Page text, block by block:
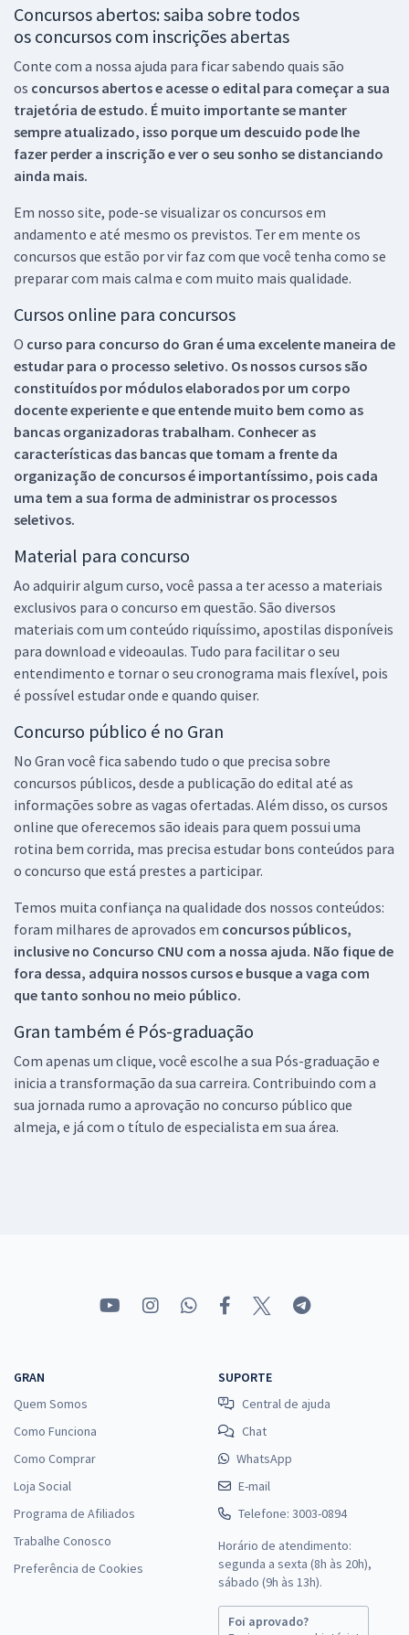
Concursos abertos: saiba sobre todos
os concursos com inscrições abertas
Conte com a nossa ajuda para ficar sabendo quais são
os concursos abertos e acesse o edital para começar a sua
trajetória de estudo. É muito importante se manter
sempre atualizado, isso porque um descuido pode lhe
fazer perder a inscrição e ver o seu sonho se distanciando
ainda mais.
Em nosso site, pode-se visualizar os concursos em
andamento e até mesmo os previstos. Ter em mente os
concursos que estão por vir faz com que você tenha como se
preparar com mais calma e com muito mais qualidade.
Cursos online para concursos
O curso para concurso do Gran é uma excelente maneira de
estudar para o processo seletivo. Os nossos cursos são
constituídos por módulos elaborados por um corpo
docente experiente e que entende muito bem como as
bancas organizadoras trabalham. Conhecer as
características das bancas que tomam a frente da
organização de concursos é importantíssimo, pois cada
uma tem a sua forma de administrar os processos
seletivos.
Material para concurso
Ao adquirir algum curso, você passa a ter acesso a materiais
exclusivos para o concurso em questão. São diversos
materiais com um conteúdo riquíssimo, apostilas disponíveis
para download e videoaulas. Tudo para facilitar o seu
entendimento e tornar o seu cronograma mais flexível, pois
é possível estudar onde e quando quiser.
Concurso público é no Gran
No Gran você fica sabendo tudo o que precisa sobre
concursos públicos, desde a publicação do edital até as
informações sobre as vagas ofertadas. Além disso, os cursos
online que oferecemos são ideais para quem possui uma
rotina bem corrida, mas precisa estudar bons conteúdos para
o concurso que está prestes a participar.
Temos muita confiança na qualidade dos nossos conteúdos:
foram milhares de aprovados em concursos públicos,
inclusive no Concurso CNU com a nossa ajuda. Não fique de
fora dessa, adquira nossos cursos e busque a vaga com
que tanto sonhou no meio público.
Gran também é Pós-graduação
Com apenas um clique, você escolhe a sua Pós-graduação e
inicia a transformação da sua carreira. Contribuindo com a
sua jornada rumo a aprovação no concurso público que
almeja, e já com o título de especialista em sua área.
GRAN
Quem Somos
Como Funciona
Como Comprar
Loja Social
Programa de Afiliados
Trabalhe Conosco
Preferência de Cookies
SUPORTE
Central de ajuda
Chat
WhatsApp
E-mail
Telefone: 3003-0894
Horário de atendimento:
segunda a sexta (8h às 20h),
sábado (9h às 13h).
Foi aprovado?